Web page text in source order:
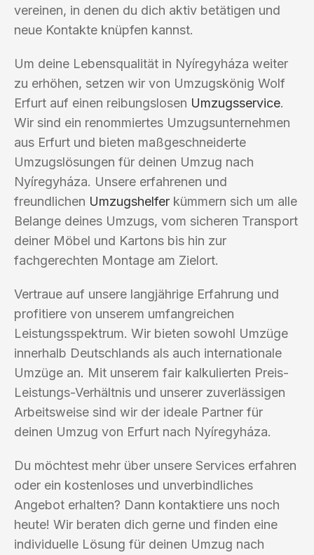
vereinen, in denen du dich aktiv betätigen und
neue Kontakte knüpfen kannst.
Um deine Lebensqualität in Nyíregyháza weiter
zu erhöhen, setzen wir von Umzugskönig Wolf
Erfurt auf einen reibungslosen Umzugsservice.
Wir sind ein renommiertes Umzugsunternehmen
aus Erfurt und bieten maßgeschneiderte
Umzugslösungen für deinen Umzug nach
Nyíregyháza. Unsere erfahrenen und
freundlichen Umzugshelfer kümmern sich um alle
Belange deines Umzugs, vom sicheren Transport
deiner Möbel und Kartons bis hin zur
fachgerechten Montage am Zielort.
Vertraue auf unsere langjährige Erfahrung und
profitiere von unserem umfangreichen
Leistungsspektrum. Wir bieten sowohl Umzüge
innerhalb Deutschlands als auch internationale
Umzüge an. Mit unserem fair kalkulierten Preis-
Leistungs-Verhältnis und unserer zuverlässigen
Arbeitsweise sind wir der ideale Partner für
deinen Umzug von Erfurt nach Nyíregyháza.
Du möchtest mehr über unsere Services erfahren
oder ein kostenloses und unverbindliches
Angebot erhalten? Dann kontaktiere uns noch
heute! Wir beraten dich gerne und finden eine
individuelle Lösung für deinen Umzug nach